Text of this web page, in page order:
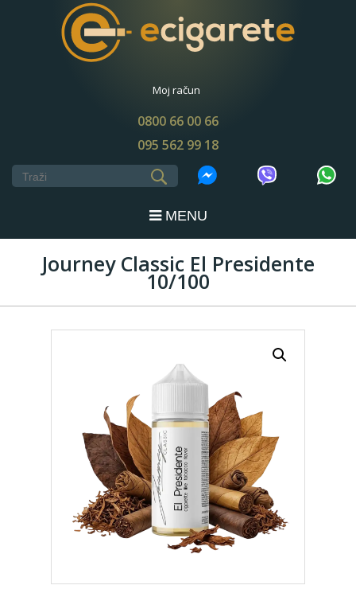
Moj račun
0800 66 00 66
095 562 99 18
MENU
Journey Classic El Presidente
10/100